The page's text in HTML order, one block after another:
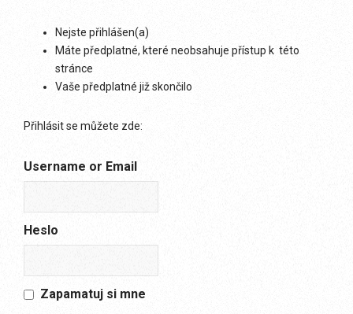
Nejste přihlášen(a)
Máte předplatné, které neobsahuje přístup k této
stránce
Vaše předplatné již skončilo
Přihlásit se můžete zde:
Username or Email
Heslo
Zapamatuj si mne